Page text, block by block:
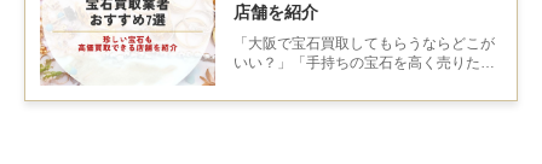
店舗を紹介
「大阪で宝石買取してもらうならどこが
いい？」「手持ちの宝石を高く売りたい
お悩みの方も多いのではないでしょう